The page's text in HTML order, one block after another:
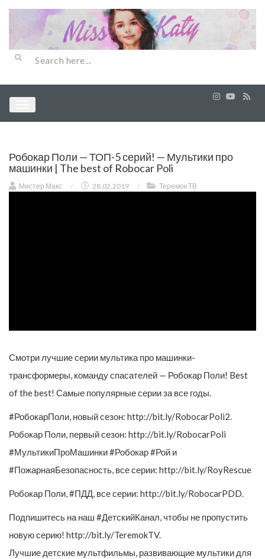
Робокар Поли — ТОП-5 серий! — Мультики про
машинки | The best of Robocar Poli
Мистер Макс / 28.02.2019 / Теремок ТВ
Смотри лучшие серии мультика про машинки-
трансформеры, команду спасателей — Робокар Поли! Best
of the best! Самые популярные серии за все годы.
#РобокарПоли, новый сезон: http://bit.ly/RobocarPoli2.
Робокар Поли, первый сезон: http://bit.ly/RobocarPoli
#МультикиПроМашинки #Робокар #Рой и
#ПожарнаяБезопасность, все серии: http://bit.ly/RoyRescue
Робокар Поли, #ПДД, все серии: http://bit.ly/RobocarPDD.
Подпишитесь на наш #ДетскийКанал, чтобы не пропустить
новую серию! http://bit.ly/TeremokTV.
Лучшие детские мультфильмы, развивающие мультики для